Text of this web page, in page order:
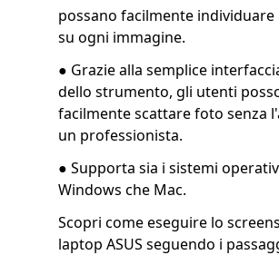
possano facilmente
su ogni immagine.
● Grazie alla semplice
dello strumento, gli utenti
facilmente scattare foto senza
un professionista.
● Supporta sia i sistemi
Windows che Mac.
Scopri come eseguire lo
laptop ASUS seguendo i